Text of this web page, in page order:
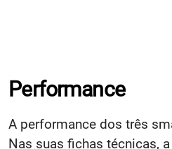
Performance
A performance dos três
Nas suas fichas técnicas,